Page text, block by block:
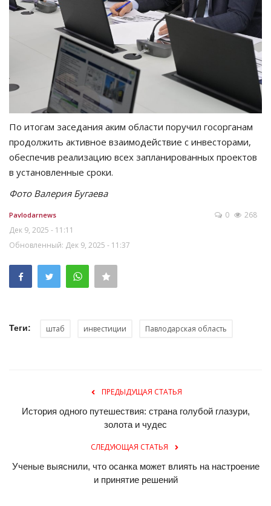
По итогам заседания аким области поручил госорганам
продолжить активное взаимодействие с инвесторами,
обеспечив реализацию всех запланированных проектов
в установленные сроки.
Фото Валерия Бугаева
Pavlodarnews
Дек 9, 2025 - 11:11
Обновленный: Дек 9, 2025 - 11:37
0 268
Теги: штаб инвестиции Павлодарская область
ПРЕДЫДУЩАЯ СТАТЬЯ
История одного путешествия: страна голубой глазури,
золота и чудес
СЛЕДУЮЩАЯ СТАТЬЯ
Ученые выяснили, что осанка может влиять на настроение
и принятие решений